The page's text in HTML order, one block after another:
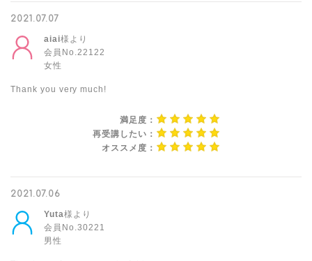
2021.07.07
aiai様より
会員No.22122
女性
Thank you very much!
満足度：
再受講したい：
オススメ度：
2021.07.06
Yuta様より
会員No.30221
男性